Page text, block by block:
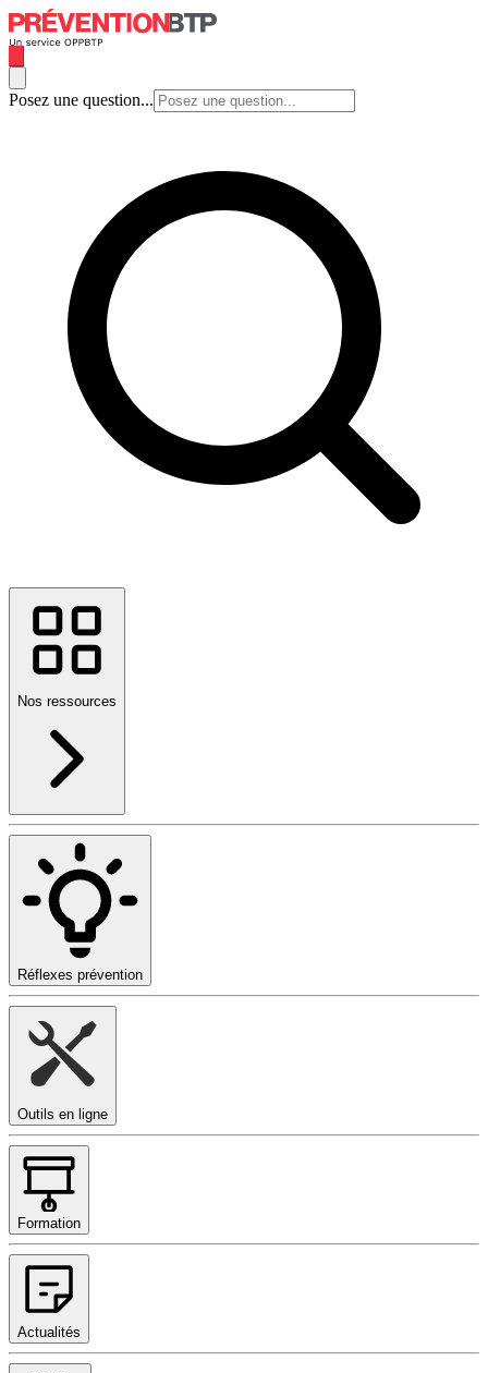
Posez une question...
Nos ressources
Réflexes prévention
Outils en ligne
Formation
Actualités